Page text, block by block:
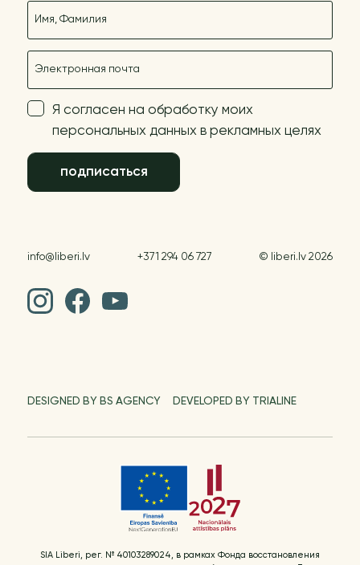
Я согласен на обработку моих
персональных данных в рекламных целях
подписаться
info@liberi.lv +371 294 06 727 © liberi.lv 2026
DESIGNED BY BS AGENCY DEVELOPED BY TRIALINE
SIA Liberi, рег. № 40103289024, в рамках Фонда восстановления